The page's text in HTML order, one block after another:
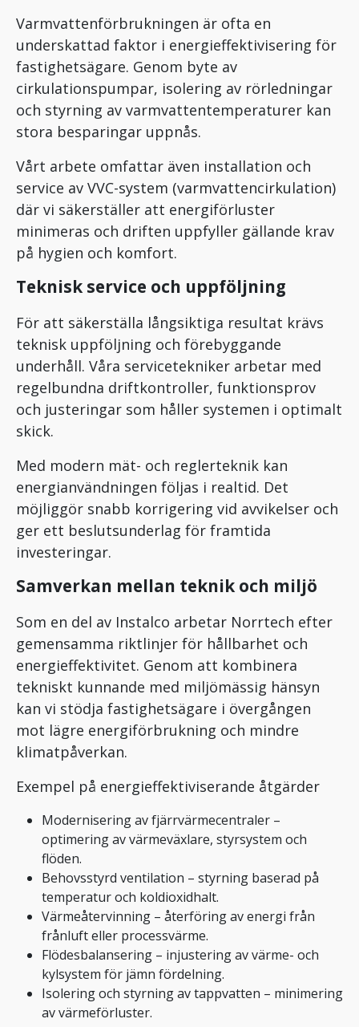
Varmvattenförbrukningen är ofta en
underskattad faktor i energieffektivisering för
fastighetsägare. Genom byte av
cirkulationspumpar, isolering av rörledningar
och styrning av varmvattentemperaturer kan
stora besparingar uppnås.
Vårt arbete omfattar även installation och
service av VVC-system (varmvattencirkulation)
där vi säkerställer att energiförluster
minimeras och driften uppfyller gällande krav
på hygien och komfort.
Teknisk service och uppföljning
För att säkerställa långsiktiga resultat krävs
teknisk uppföljning och förebyggande
underhåll. Våra servicetekniker arbetar med
regelbundna driftkontroller, funktionsprov
och justeringar som håller systemen i optimalt
skick.
Med modern mät- och reglerteknik kan
energianvändningen följas i realtid. Det
möjliggör snabb korrigering vid avvikelser och
ger ett beslutsunderlag för framtida
investeringar.
Samverkan mellan teknik och miljö
Som en del av Instalco arbetar Norrtech efter
gemensamma riktlinjer för hållbarhet och
energieffektivitet. Genom att kombinera
tekniskt kunnande med miljömässig hänsyn
kan vi stödja fastighetsägare i övergången
mot lägre energiförbrukning och mindre
klimatpåverkan.
Exempel på energieffektiviserande åtgärder
Modernisering av fjärrvärmecentraler –
optimering av värmeväxlare, styrsystem och
flöden.
Behovsstyrd ventilation – styrning baserad på
temperatur och koldioxidhalt.
Värmeåtervinning – återföring av energi från
frånluft eller processvärme.
Flödesbalansering – injustering av värme- och
kylsystem för jämn fördelning.
Isolering och styrning av tappvatten – minimering
av värmeförluster.